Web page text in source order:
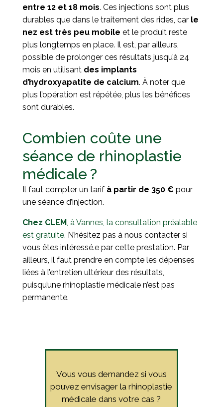
entre 12 et 18 mois. Ces injections sont plus
durables que dans le traitement des rides, car le
nez est très peu mobile et le produit reste
plus longtemps en place. Il est, par ailleurs,
possible de prolonger ces résultats jusqu’à 24
mois en utilisant des implants
d’hydroxyapatite de calcium. À noter que
plus l’opération est répétée, plus les bénéfices
sont durables.
Combien coûte une
séance de rhinoplastie
médicale ?
Il faut compter un tarif à partir de 350 € pour
une séance d’injection.
Chez CLEM, à Vannes, la consultation préalable
est gratuite. N’hésitez pas à nous contacter si
vous êtes intéressé.e par cette prestation. Par
ailleurs, il faut prendre en compte les dépenses
liées à l’entretien ultérieur des résultats,
puisqu’une rhinoplastie médicale n’est pas
permanente.
Vous vous demandez si vous
pouvez envisager la rhinoplastie
médicale dans votre cas ?